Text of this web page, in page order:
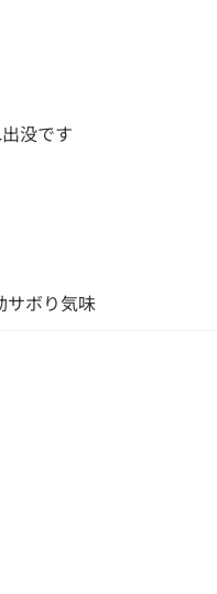
没です
サボり気味